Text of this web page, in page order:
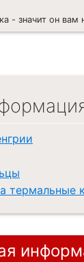
- значит он вам
термальные